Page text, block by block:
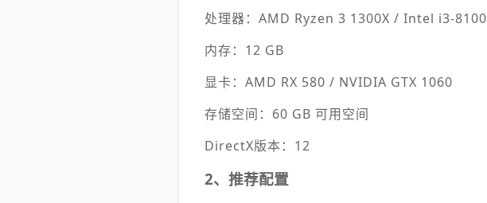
处理器：AMD Ryzen 3 1300X / Intel i3-8100
内存：12 GB
显卡：AMD RX 580 / NVIDIA GTX 1060
存储空间：60 GB 可用空间
DirectX版本：12
2、推荐配置